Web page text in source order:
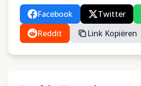
Facebook Twitter
Reddit
Link Kopiëren